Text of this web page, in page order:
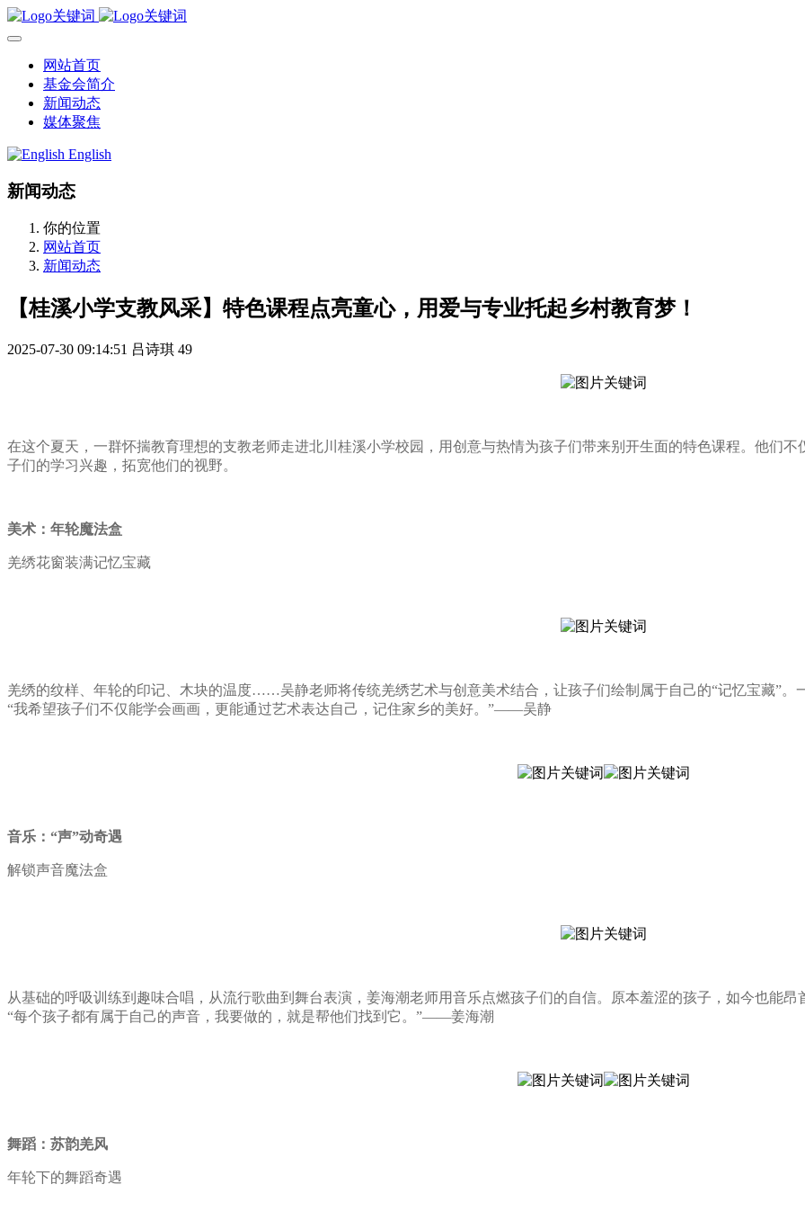
网站首页
基金会简介
新闻动态
媒体聚焦
English
新闻动态
你的位置
网站首页
新闻动态
【桂溪小学支教风采】特色课程点亮童心，用爱与专业托起乡村教育梦！
2025-07-30 09:14:51 吕诗琪 49
在这个夏天，一群怀揣教育理想的支教老师走进北川桂溪小学校园，用创意与热情为孩子们带来别开生面的特色课程。他们
子们的学习兴趣，拓宽他们的视野。
美术：年轮魔法盒
羌绣花窗装满记忆宝藏
羌绣的纹样、年轮的印记、木块的温度……吴静老师将传统羌绣艺术与创意美术结合，让孩子们绘制属于自己的“记忆宝藏”。
“我希望孩子们不仅能学会画画，更能通过艺术表达自己，记住家乡的美好。”——吴静
音乐：“声”动奇遇
解锁声音魔法盒
从基础的呼吸训练到趣味合唱，从流行歌曲到舞台表演，姜海潮老师用音乐点燃孩子们的自信。原本羞涩的孩子，如今也能昂
“每个孩子都有属于自己的声音，我要做的，就是帮他们找到它。”——姜海潮
舞蹈：苏韵羌风
年轮下的舞蹈奇遇